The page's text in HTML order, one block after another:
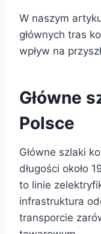
W naszym
głównych tras
wpływ na
Główne
Polsce
Główne szlaki
długości około
to linie
infrastruktura
transporcie